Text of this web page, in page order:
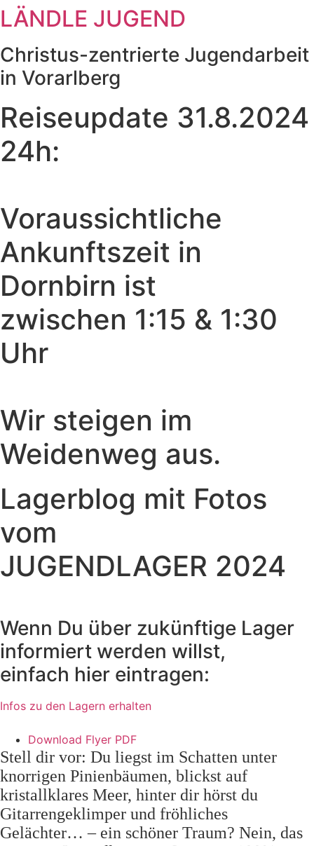
Zum
Inhalt
springen
LÄNDLE JUGEND
Christus-zentrierte Jugendarbeit
in Vorarlberg
Reiseupdate 31.8.2024
24h:
Voraussichtliche
Ankunftszeit in
Dornbirn ist
zwischen 1:15 & 1:30
Uhr
Wir steigen im
Weidenweg aus.
Lagerblog mit Fotos
vom
JUGENDLAGER 2024
Wenn Du über zukünftige Lager
informiert werden willst,
einfach hier eintragen:
Infos zu den Lagern erhalten
Download Flyer PDF
Stell dir vor: Du liegst im Schatten unter
knorrigen Pinienbäumen, blickst auf
kristallklares Meer, hinter dir hörst du
Gitarrengeklimper und fröhliches
Gelächter… – ein schöner Traum? Nein, das